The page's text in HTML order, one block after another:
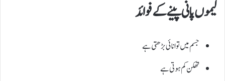
لیموں پانی پینے کے فوائد
جسم میں توانائی بڑھتی ہے
تھکن کم ہوتی ہے